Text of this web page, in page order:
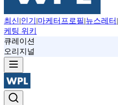
최신|인기 |마케터프로필|뉴스레터 |
케팅 위키
큐레이션
오리지널